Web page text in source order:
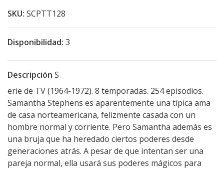
SKU: SCPTT128
Disponibilidad: 3
Descripción S
erie de TV (1964-1972). 8 temporadas. 254 episodios.
Samantha Stephens es aparentemente una típica ama
de casa norteamericana, felizmente casada con un
hombre normal y corriente. Pero Samantha además es
una bruja que ha heredado ciertos poderes desde
generaciones atrás. A pesar de que intentan ser una
pareja normal, ella usará sus poderes mágicos para